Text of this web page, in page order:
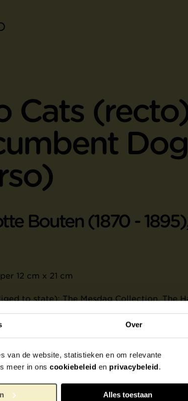
Over
van de website, statistieken en om relevante
meer in ons cookiebeleid en privacybeleid.
Alles toestaan
Cats
Dog
Bouten (1870 -
12 cm x 21 cm
to state): The Mesdag Collection, The